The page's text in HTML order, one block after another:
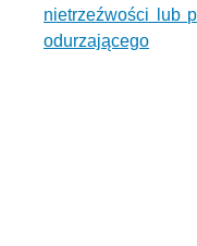
nietrzeźwości lub
odurzającego